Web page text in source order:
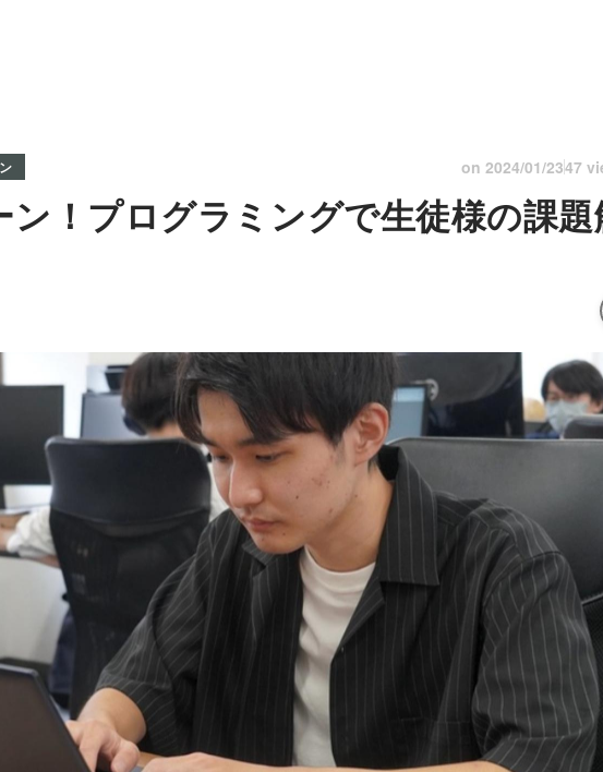
on 2024/01/2347
！プログラミングで生徒様の課